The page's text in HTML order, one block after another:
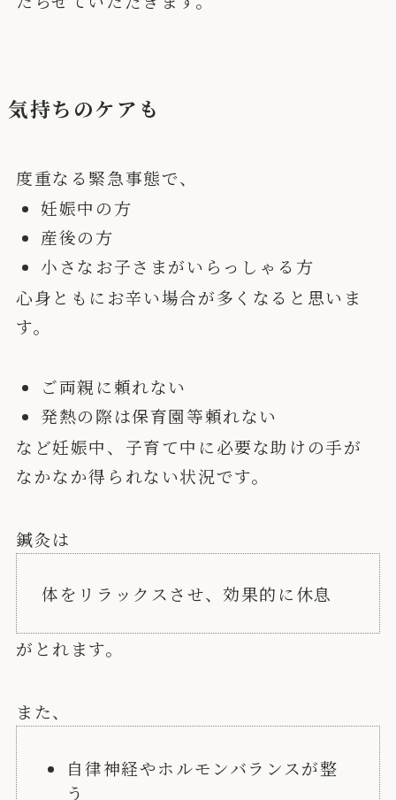
気持ちのケアも
度重なる緊急事態で、
妊娠中の方
産後の方
小さなお子さまがいらっしゃる方
心身ともにお辛い場合が多くなると思いま
す。
ご両親に頼れない
発熱の際は保育園等頼れない
など妊娠中、子育て中に必要な助けの手が
なかなか得られない状況です。
鍼灸は
体をリラックスさせ、効果的に休息
がとれます。
また、
自律神経やホルモンバランスが整
う